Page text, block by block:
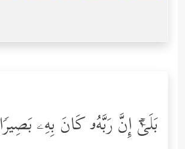
بَلَىٰۤۚ إِنَّ رَبَّهُۥ كَانَ بِهِۦ بَصِیرࣰا